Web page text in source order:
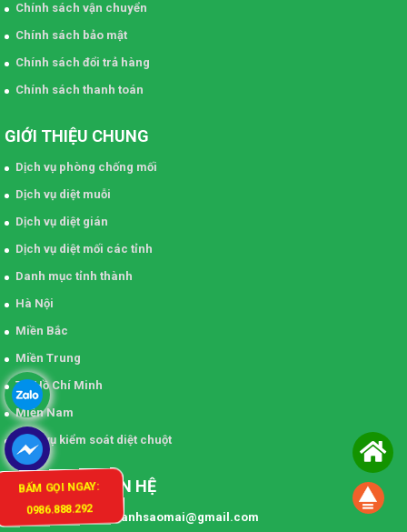
Chính sách vận chuyển
Chính sách bảo mật
Chính sách đổi trả hàng
Chính sách thanh toán
GIỚI THIỆU CHUNG
Dịch vụ phòng chống mối
Dịch vụ diệt muỗi
Dịch vụ diệt gián
Dịch vụ diệt mối các tỉnh
Danh mục tỉnh thành
Hà Nội
Miền Bắc
Miền Trung
TP Hồ Chí Minh
Miền Nam
Dịch vụ kiểm soát diệt chuột
THÔNG TIN LIÊN HỆ
Email: khonggianxanhsaomai@gmail.com
BẤM GỌI NGAY:
0986.888.292